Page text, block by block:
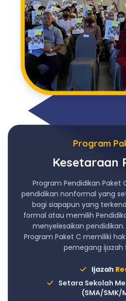
Program
Kesetaraan
Program Pendidikan Paket
pendidikan nonformal yang
bagi siapapun yang
formal atau memilih
menyelesaikan
Program Paket C memiliki
pemegang ijazah
Ijazah
Setara Sekolah
(SMA/SMK/